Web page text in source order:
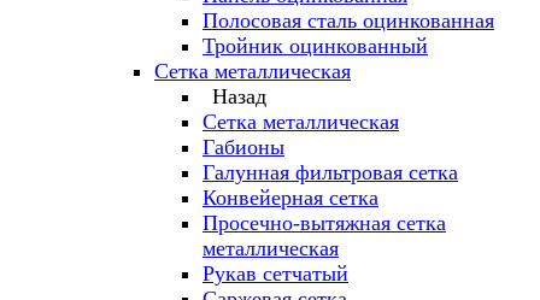
Полосовая сталь оцинкованная
Тройник оцинкованный
Сетка металлическая
Назад
Сетка металлическая
Габионы
Галунная фильтровая сетка
Конвейерная сетка
Просечно-вытяжная сетка
металлическая
Рукав сетчатый